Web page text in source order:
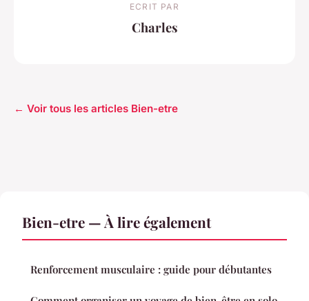
ECRIT PAR
Charles
← Voir tous les articles Bien-etre
Bien-etre — À lire également
Renforcement musculaire : guide pour débutantes